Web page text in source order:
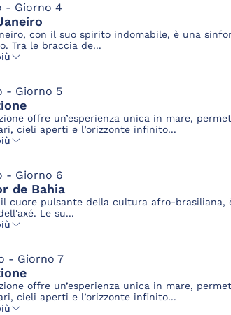
- Giorno 4
con il suo spirito indomabile, è una
Tra le braccia de...
- Giorno 5
offre un’esperienza unica in mare,
cieli aperti e l’orizzonte infinito...
- Giorno 6
de Bahia
il cuore pulsante della cultura afro-
Le su...
- Giorno 7
offre un’esperienza unica in mare,
cieli aperti e l’orizzonte infinito...